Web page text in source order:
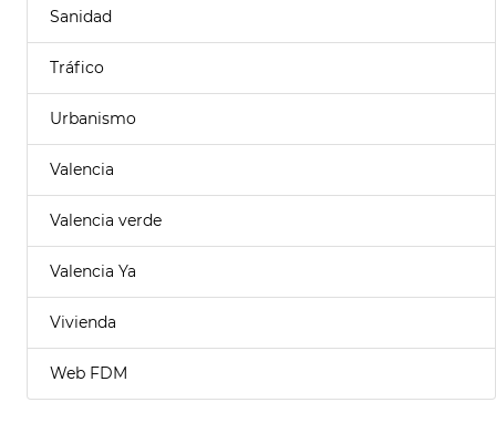
Sanidad
Tráfico
Urbanismo
Valencia
Valencia verde
Valencia Ya
Vivienda
Web FDM